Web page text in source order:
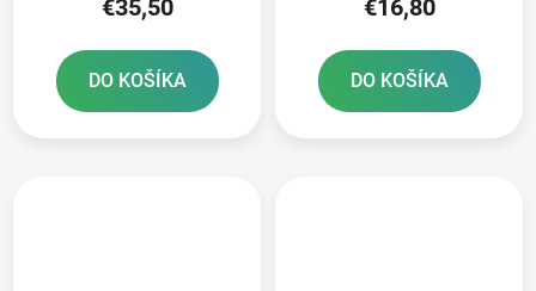
€35,50
DO KOŠÍKA
€16,80
DO KOŠÍKA